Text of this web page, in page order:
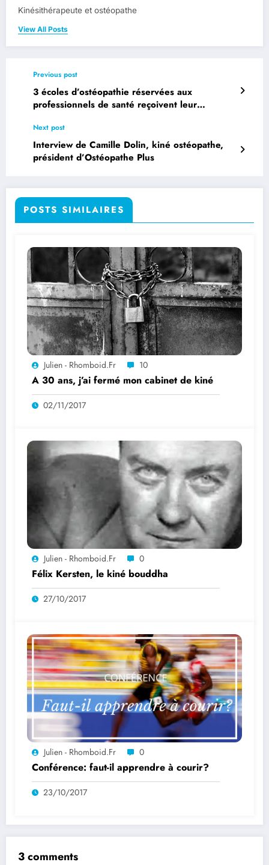
Kinésithérapeute et ostéopathe
View All Posts
Previous post
3 écoles d’ostéopathie réservées aux
professionnels de santé reçoivent leur
Next post
Interview de Camille Dolin, kiné ostéopathe,
président d’Ostéopathe Plus
POSTS SIMILAIRES
Julien - Rhomboid.fr 10
A 30 ans, j’ai fermé mon cabinet de kiné
02/11/2017
Julien - Rhomboid.fr 0
Félix Kersten, le kiné bouddha
27/10/2017
Julien - Rhomboid.fr 0
Conférence: faut-il apprendre à courir?
23/10/2017
3 comments